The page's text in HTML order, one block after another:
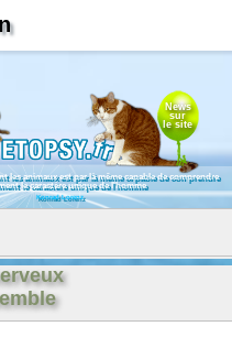
News
sur
le site
les animaux est par là même capable de comprendre
le caractère unique de l'homme
Konrad Lorenz